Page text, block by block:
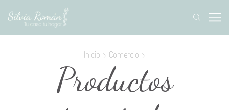
Inicio Comercio
Productos